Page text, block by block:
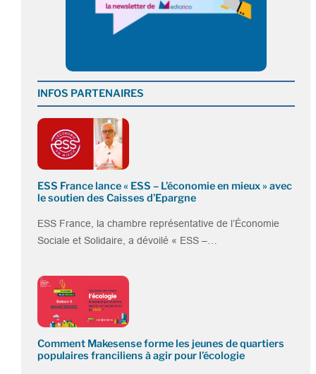
INFOS PARTENAIRES
ESS France lance « ESS – L’économie en mieux » avec
le soutien des Caisses d’Epargne
ESS France, la chambre représentative de l’Économie
Sociale et Solidaire, a dévoilé « ESS –…
Comment Makesense forme les jeunes de quartiers
populaires franciliens à agir pour l’écologie